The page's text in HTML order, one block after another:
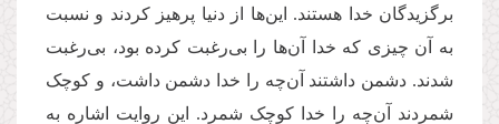
برگزیدگان خدا هستند. این‌ها از دنیا پرهیز کردند و نسبت
به آن چیزی که خدا آن‌ها را بی‌رغبت کرده بود، بی‌رغبت
شدند. دشمن داشتند آن‌چه را خدا دشمن داشت، و کوچک
شمردند آن‌چه را خدا کوچک شمرد. این روایت اشاره به